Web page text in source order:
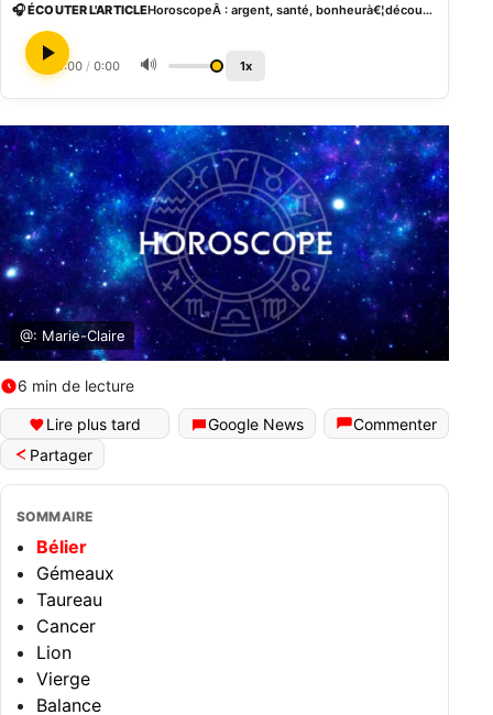
🎧 ÉCOUTER L'ARTICLE HoroscopeÂ : argent, santé, bonheurà€¦découvrez les prévisions des astres pour le mois de novembre 2023
0:00 / 0:00 🔊 1x
@: Marie-Claire
6 min de lecture
Lire plus tard Google News
Commenter
Partager
SOMMAIRE
Bélier
Gémeaux
Taureau
Cancer
Lion
Vierge
Balance